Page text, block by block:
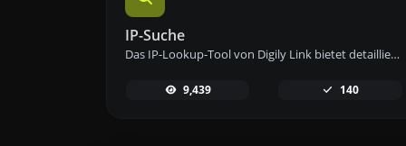
IP-Suche
Das IP-Lookup-Tool von Digily Link bietet detaillierte Informationen zu jeder IP-Adresse. Nutzen Sie diesen kostenlosen Online-Dienst, um umfassende IP-Daten zu erhalten.
9,439 140